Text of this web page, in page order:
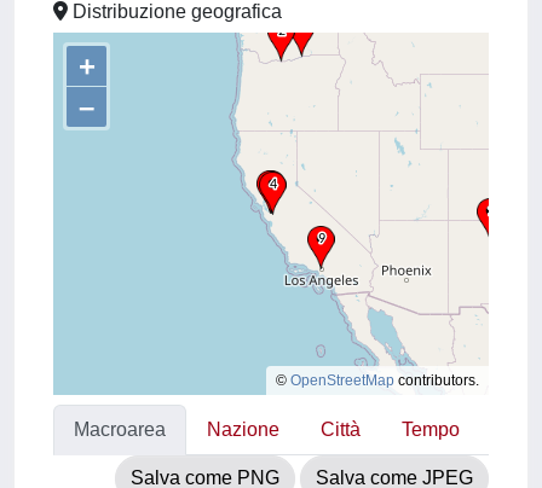
Distribuzione geografica
+
–
© OpenStreetMap contributors.
Macroarea Nazione Città Tempo
Salva come PNG Salva come JPEG